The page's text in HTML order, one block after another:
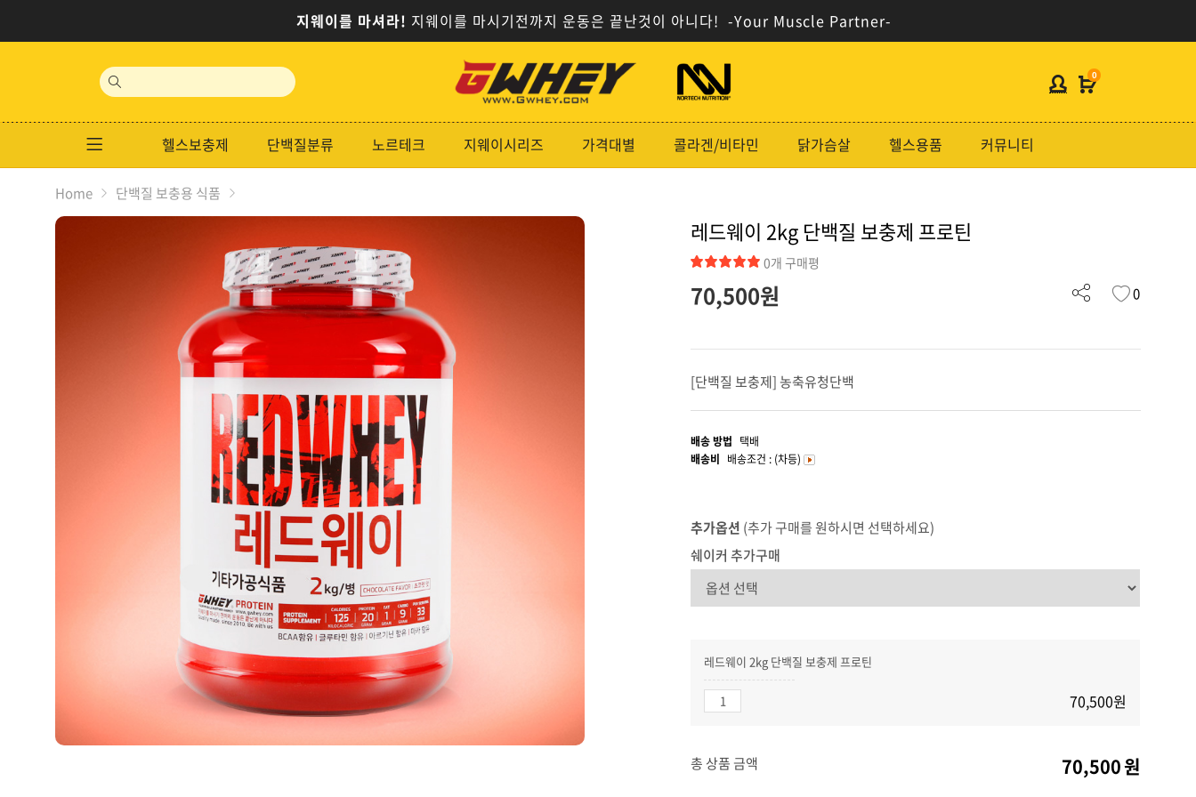
헬스보충제
단백질분류
지웨이시리즈
지웨이를 마셔라! 지웨이를 마시기전까지 운동은 끝난것이 아니다! -Your Muscle Partner-
사
이
고
사
이
로
고
0
헬스보충제 단백질분류 노르테크 지웨이시리즈 가격대별 콜라겐/비타민 닭가슴살 헬스용품 커뮤니티
Home 단백질 보충용 식품
레드웨이 2kg 단백질 보충제 프로틴
0개 구매평
70,500원 0
[단백질 보충제] 농축유청단백
배송 방법 택배
배송비 배송조건 : (차등)
추가옵션 (추가 구매를 원하시면 선택하세요)
쉐이커 추가구매
레드웨이 2kg 단백질 보충제 프로틴
70,500원
총 상품 금액 70,500원